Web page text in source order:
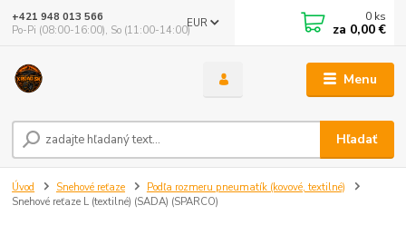
Menu
EUR
Hľadať
+421 948 013 566
Po-Pi (08:00-16:00), So (11:00-14:00)
0 ks
za 0,00 €
Úvod Snehové reťaze
Podľa rozmeru pneumatík (kovové, textilné)
Snehové reťaze L (textilné) (SADA) (SPARCO)